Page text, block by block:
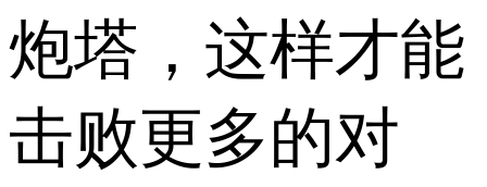
炮塔，这样才能
击败更多的对